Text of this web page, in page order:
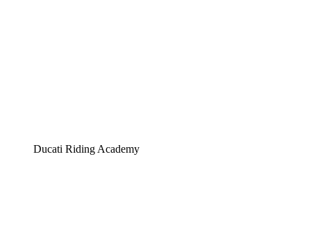
Ducati Riding Academy